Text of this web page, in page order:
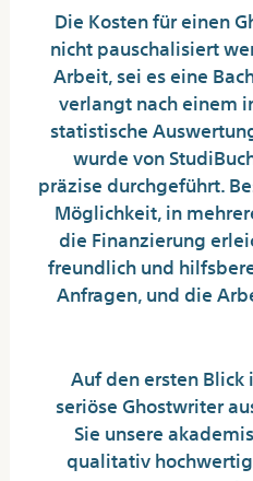
Die Kosten für einen
nicht pauschalisiert
Arbeit, sei es eine
verlangt nach einem
statistische
wurde von
präzise durchgeführt.
Möglichkeit, in
die Finanzierung
freundlich und
Anfragen, und die
Auf den ersten
seriöse Ghostwriter
Sie unsere
qualitativ